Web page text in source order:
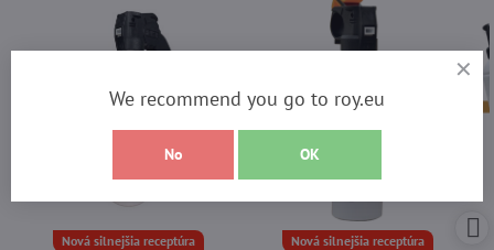
Nová silnejšia receptúra Nová silnejšia receptúra
We recommend you go to roy.eu
No OK